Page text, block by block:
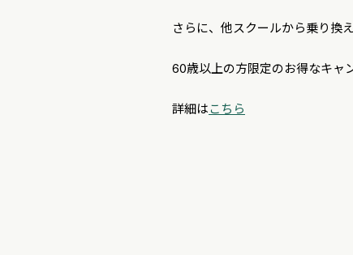
さらに、他スクールから乗り換
60歳以上の方限定のお得なキャ
詳細はこちら